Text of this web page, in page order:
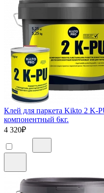
Клей для паркета Kikto 2 K-
компонентный 6кг.
4 320₽